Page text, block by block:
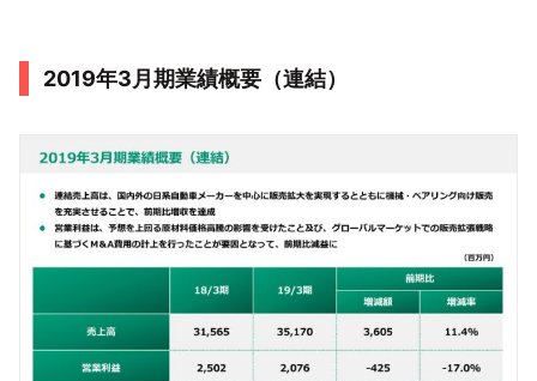
2019年3月期業績概要（連結）